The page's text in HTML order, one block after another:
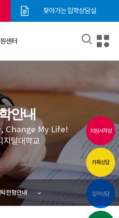
찾아가는 입학상담실
센터
안내
, Change My Life!
지털대학교
전형안내
지원서작성
카톡상담
입학상담